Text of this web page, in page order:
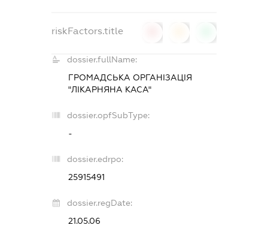
riskFactors.title
dossier.fullName:
ГРОМАДСЬКА ОРГАНІЗАЦІЯ
"ЛІКАРНЯНА КАСА"
dossier.opfSubType:
-
dossier.edrpo:
25915491
dossier.regDate:
21.05.06